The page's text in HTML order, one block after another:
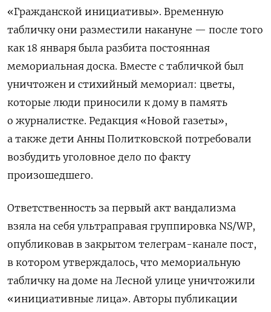
«Гражданской инициативы». Временную
табличку они разместили накануне — после того
как 18 января была разбита постоянная
мемориальная доска. Вместе с табличкой был
уничтожен и стихийный мемориал: цветы,
которые люди приносили к дому в память
о журналистке. Редакция «Новой газеты»,
а также дети Анны Политковской потребовали
возбудить уголовное дело по факту
произошедшего.
Ответственность за первый акт вандализма
взяла на себя ультраправая группировка NS/WP,
опубликовав в закрытом телеграм-канале пост,
в котором утверждалось, что мемориальную
табличку на доме на Лесной улице уничтожили
«инициативные лица». Авторы публикации